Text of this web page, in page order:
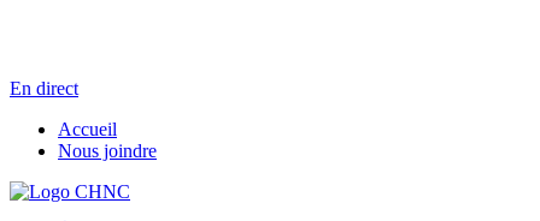
En direct
Accueil
Nous joindre